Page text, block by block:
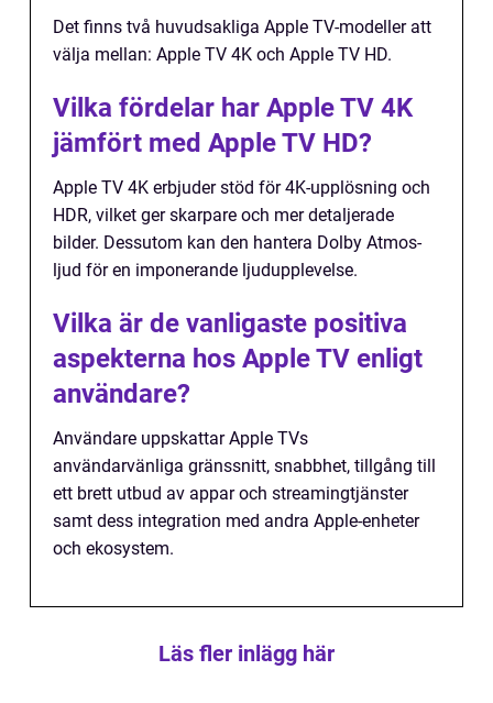
Det finns två huvudsakliga Apple TV-modeller att
välja mellan: Apple TV 4K och Apple TV HD.
Vilka fördelar har Apple TV 4K
jämfört med Apple TV HD?
Apple TV 4K erbjuder stöd för 4K-upplösning och
HDR, vilket ger skarpare och mer detaljerade
bilder. Dessutom kan den hantera Dolby Atmos-
ljud för en imponerande ljudupplevelse.
Vilka är de vanligaste positiva
aspekterna hos Apple TV enligt
användare?
Användare uppskattar Apple TVs
användarvänliga gränssnitt, snabbhet, tillgång till
ett brett utbud av appar och streamingtjänster
samt dess integration med andra Apple-enheter
och ekosystem.
Läs fler inlägg här